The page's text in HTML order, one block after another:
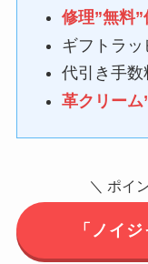
修理”無料”
ギフトラッ
代引き手数
革クリーム
＼ ポイ
「ノイ